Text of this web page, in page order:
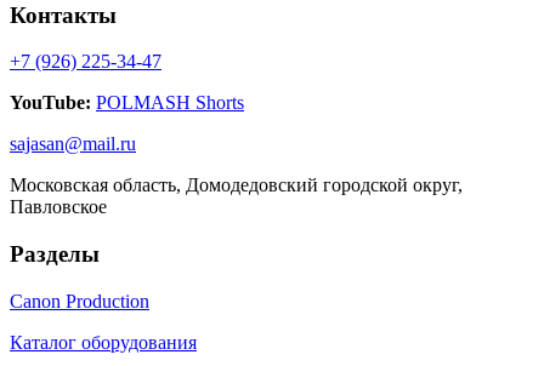
Контакты
+7 (926) 225-34-47
YouTube: POLMASH Shorts
sajasan@mail.ru
Московская область, Домодедовский городской округ,
Павловское
Разделы
Canon Production
Каталог оборудования